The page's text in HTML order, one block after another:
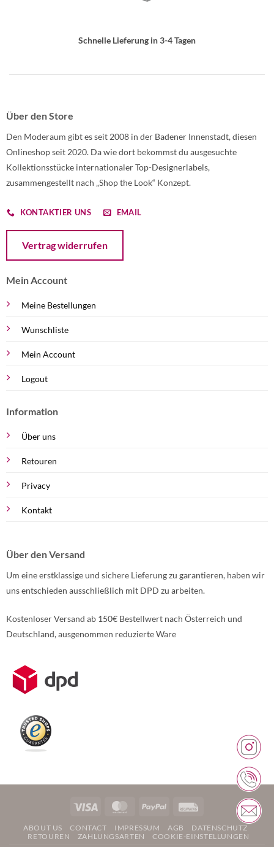
Schnelle Lieferung in 3-4 Tagen
Über den Store
Den Moderaum gibt es seit 2008 in der Badener Innenstadt, diesen
Onlineshop seit 2020. Da wie dort bekommst du ausgesuchte
Kollektionsstücke internationaler Top-Designerlabels,
zusammengestellt nach „Shop the Look“ Konzept.
KONTAKTIER UNS EMAIL
Vertrag widerrufen
Mein Account
Meine Bestellungen
Wunschliste
Mein Account
Logout
Information
Über uns
Retouren
Privacy
Kontakt
Über den Versand
Um eine erstklassige und sichere Lieferung zu garantieren, haben wir
uns entschieden ausschließlich mit DPD zu arbeiten.
Kostenloser Versand ab 150€ Bestellwert nach Österreich und
Deutschland, ausgenommen reduzierte Ware
Weitere Informationen über den gesperrten Inhalt.
Visa MasterCardPayPal
ABOUT US CONTACT IMPRESSUM AGB
DATENSCHUTZ
RETOUREN
ZAHLUNGSARTEN COOKIE-EINSTELLUNGEN